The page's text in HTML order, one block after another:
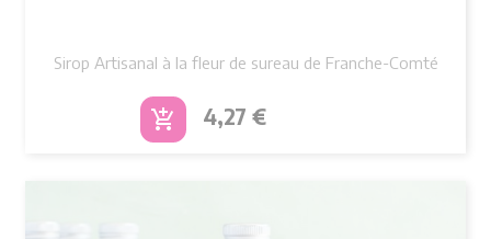
Sirop Artisanal à la fleur de sureau de Franche-Comté
add_shopping_cart Prix
4,27 €